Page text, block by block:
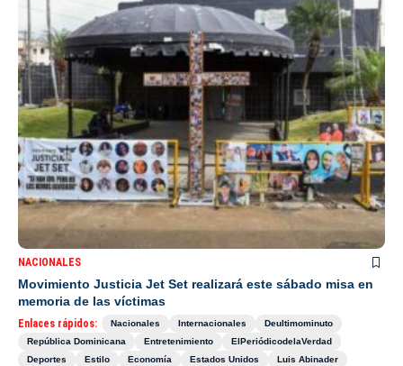
NACIONALES
Movimiento Justicia Jet Set realizará este sábado misa en
memoria de las víctimas
Enlaces rápidos: Nacionales Internacionales
Deultimominuto
República Dominicana
Entretenimiento
ElPeriódicodelaVerdad
Deportes
Estilo Economía Estados Unidos
Luis Abinader